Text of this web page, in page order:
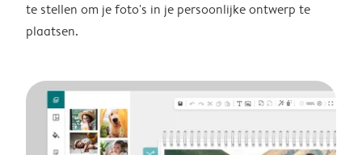
te stellen om je foto's in je persoonlijke ontwerp te
plaatsen.